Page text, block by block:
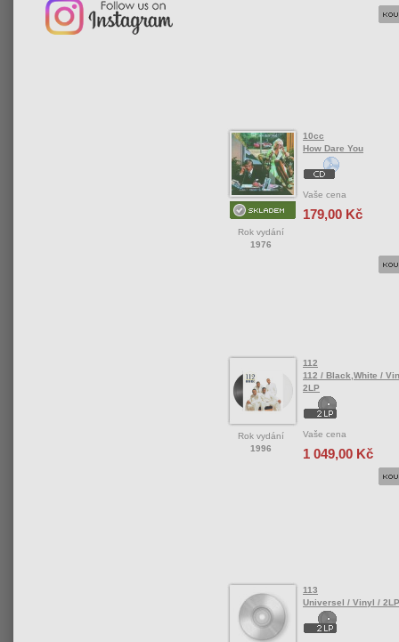
Rok vydání
1976
10cc
How Dare You
Vaše cena
179,00 Kč
Rok vydání
1996
112
112 / Black,White /
2LP
Vaše cena
1 049,00 Kč
113
Universel / Vinyl / 2LP